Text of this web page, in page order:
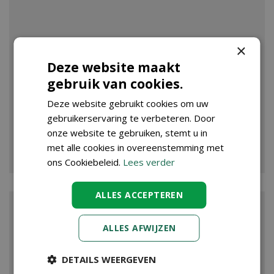
VIJVER
×
Deze website maakt
gebruik van cookies.
Deze website gebruikt cookies om uw
gebruikerservaring te verbeteren. Door
onze website te gebruiken, stemt u in
met alle cookies in overeenstemming met
ons Cookiebeleid. Lees verder
ALLES ACCEPTEREN
ALLES AFWIJZEN
DETAILS WEERGEVEN